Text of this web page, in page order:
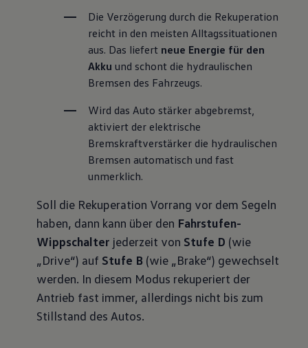
Die Verzögerung durch die Rekuperation
reicht in den meisten Alltagssituationen
aus. Das liefert neue Energie für den
Akku und schont die hydraulischen
Bremsen des Fahrzeugs.
Wird das Auto stärker abgebremst,
aktiviert der elektrische
Bremskraftverstärker die hydraulischen
Bremsen automatisch und fast
unmerklich.
Soll die Rekuperation Vorrang vor dem Segeln
haben, dann kann über den Fahrstufen-
Wippschalterjederzeit von Stufe D (wie
„Drive“) auf Stufe B(wie „Brake“) gewechselt
werden. In diesem Modus rekuperiert der
Antrieb fast immer, allerdings nicht bis zum
Stillstand des Autos.